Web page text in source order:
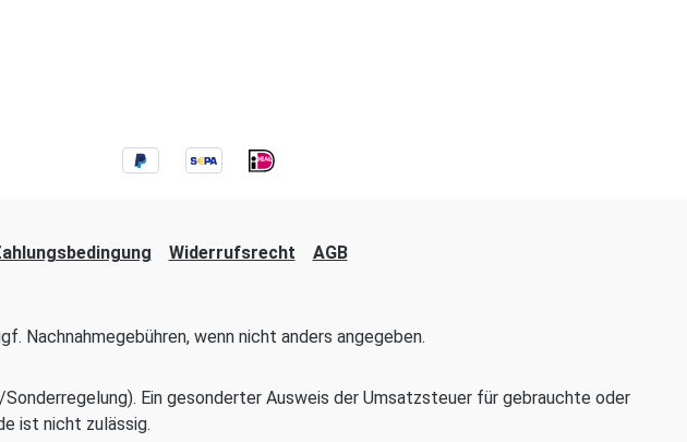
Widerrufsrecht AGB
Nachnahmegebühren, wenn nicht anders angegeben.
Ein gesonderter Ausweis der Umsatzsteuer für gebrauchte oder
ist nicht zulässig.